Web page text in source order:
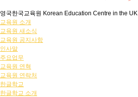
영국한국교육원 Korean Education Centre in the UK
교육원 소개
교육원 새소식
교육원 공지사항
인사말
주요업무
교육원 연혁
교육원 연락처
한글학교
한글학교 소개